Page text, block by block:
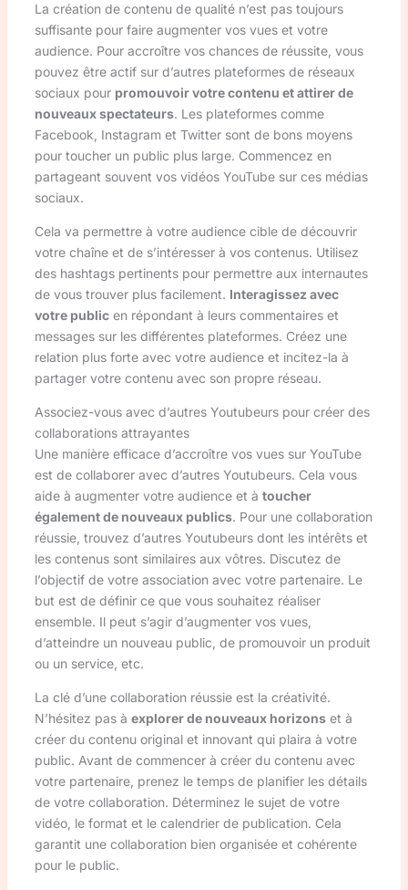
La création de contenu de qualité n’est pas toujours
suffisante pour faire augmenter vos vues et votre
audience. Pour accroître vos chances de réussite, vous
pouvez être actif sur d’autres plateformes de réseaux
sociaux pour promouvoir votre contenu et attirer de
nouveaux spectateurs. Les plateformes comme
Facebook, Instagram et Twitter sont de bons moyens
pour toucher un public plus large. Commencez en
partageant souvent vos vidéos YouTube sur ces médias
sociaux.
Cela va permettre à votre audience cible de découvrir
votre chaîne et de s’intéresser à vos contenus. Utilisez
des hashtags pertinents pour permettre aux internautes
de vous trouver plus facilement. Interagissez avec
votre publicen répondant à leurs commentaires et
messages sur les différentes plateformes. Créez une
relation plus forte avec votre audience et incitez-la à
partager votre contenu avec son propre réseau.
Associez-vous avec d’autres Youtubeurs pour créer des
collaborations attrayantes
Une manière efficace d’accroître vos vues sur YouTube
est de collaborer avec d’autres Youtubeurs. Cela vous
aide à augmenter votre audience et à toucher
également de nouveaux publics. Pour une collaboration
réussie, trouvez d’autres Youtubeurs dont les intérêts et
les contenus sont similaires aux vôtres. Discutez de
l’objectif de votre association avec votre partenaire. Le
but est de définir ce que vous souhaitez réaliser
ensemble. Il peut s’agir d’augmenter vos vues,
d’atteindre un nouveau public, de promouvoir un produit
ou un service, etc.
La clé d’une collaboration réussie est la créativité.
N’hésitez pas à explorer de nouveaux horizonset à
créer du contenu original et innovant qui plaira à votre
public. Avant de commencer à créer du contenu avec
votre partenaire, prenez le temps de planifier les détails
de votre collaboration. Déterminez le sujet de votre
vidéo, le format et le calendrier de publication. Cela
garantit une collaboration bien organisée et cohérente
pour le public.